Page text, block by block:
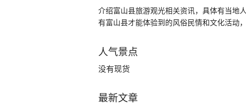
介绍富山县旅游观光相关资讯，具体有当地
有富山县才能体验到的风俗民情和文化活动
人气景点
没有现货
最新文章